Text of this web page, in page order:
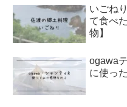
いごね
て食べ
物】
ogawa
に使っ